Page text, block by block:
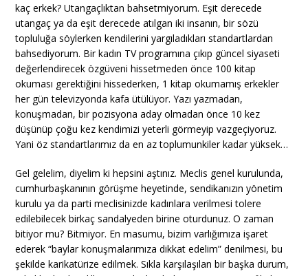
kaç erkek? Utangaçlıktan bahsetmiyorum. Eşit derecede
utangaç ya da eşit derecede atılgan iki insanın, bir sözü
topluluğa söylerken kendilerini yargıladıkları standartlardan
bahsediyorum. Bir kadın TV programına çıkıp güncel siyaseti
değerlendirecek özgüveni hissetmeden önce 100 kitap
okuması gerektiğini hissederken, 1 kitap okumamış erkekler
her gün televizyonda kafa ütülüyor. Yazı yazmadan,
konuşmadan, bir pozisyona aday olmadan önce 10 kez
düşünüp çoğu kez kendimizi yeterli görmeyip vazgeçiyoruz.
Yani öz standartlarımız da en az toplumunkiler kadar yüksek…
Gel gelelim, diyelim ki hepsini aştınız. Meclis genel kurulunda,
cumhurbaşkanının görüşme heyetinde, sendikanızın yönetim
kurulu ya da parti meclisinizde kadınlara verilmesi tolere
edilebilecek birkaç sandalyeden birine oturdunuz. O zaman
bitiyor mu? Bitmiyor. En masumu, bizim varlığımıza işaret
ederek “baylar konuşmalarımıza dikkat edelim” denilmesi, bu
şekilde karikatürize edilmek. Sıkla karşılaşılan bir başka durum,